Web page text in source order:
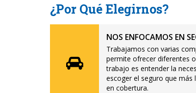
¿Por Qué Elegirnos?
NOS ENFOCAMOS EN
Trabajamos con varias
permite ofrecer diferentes
trabajo es entender la
escoger el seguro que
en cobertura.